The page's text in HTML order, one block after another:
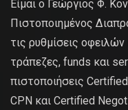
Είμαι ο Γεώργιος Φ.
Πιστοποιημένος
τις ρυθμίσεις
τράπεζες, funds και
πιστοποιήσεις
CPN και Certified